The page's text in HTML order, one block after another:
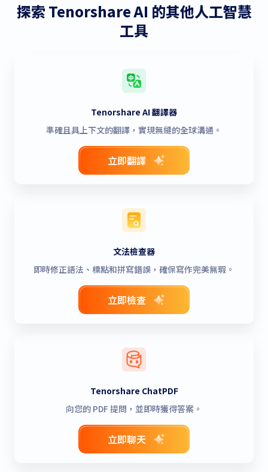
探索 Tenorshare AI 的其他人工智慧
工具
Tenorshare AI 翻譯器
準確且具上下文的翻譯，實現無縫的全球溝通。
立即翻譯
文法檢查器
即時修正語法、標點和拼寫錯誤，確保寫作完美無瑕。
立即檢查
Tenorshare ChatPDF
向您的 PDF 提問，並即時獲得答案。
立即聊天